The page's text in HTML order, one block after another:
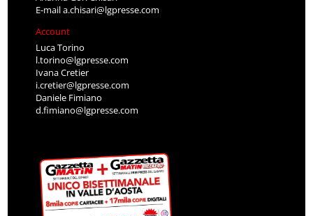
E-maila.chisari@lgpresse.com
Account
Luca Torino
l.torino@lgpresse.com
Ivana Cretier
i.cretier@lgpresse.com
Daniele Fimiano
d.fimiano@lgpresse.com